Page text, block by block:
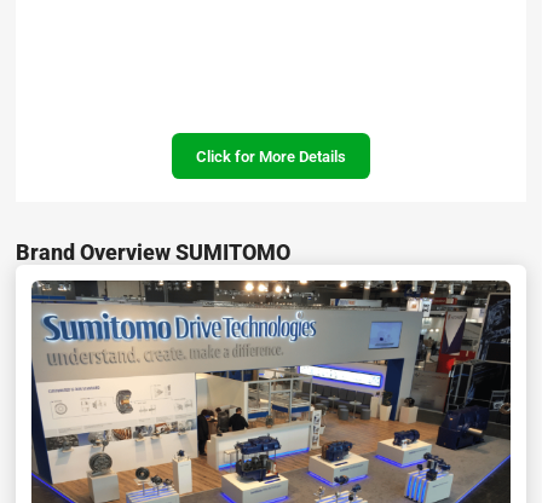
Đặc điểm và tính năng của dòng Motor Sumitomo Cyclo HBB :
– Motor Giảm Tốc Sumitomo HBB là sự kết hợp giữa thiết bị hộp số
Helical với Motor Cyclo mang lại thiết kế cực kỳ mạnh mẽ cho dòng
Cyclo Helical BuddyBox.
– Với kết quả kiểm tra sau 50.000 giờ hoạt động Motor Cyclo HBB
không tạo ra sự mòn đáng chú ý nào.
– Với bu-lông thép Taper-Grip, việc lắp và tháo thiết kế trục rỗng đơn
giản và không tốn kém.
Click for More Details
Brand Overview SUMITOMO